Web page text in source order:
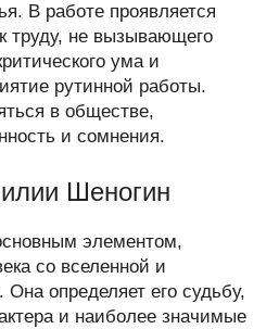
В работе проявляется
труду, не вызывающего
ума и
рутинной работы.
в обществе,
и сомнения.
Шеногин
элементом,
со вселенной и
определяет его судьбу,
и наиболее значимые